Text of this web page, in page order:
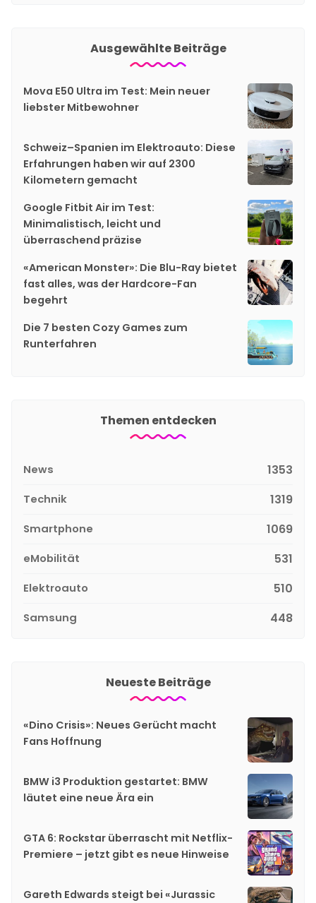
Ausgewählte Beiträge
Mova E50 Ultra im Test: Mein neuer
liebster Mitbewohner
Schweiz–Spanien im Elektroauto: Diese
Erfahrungen haben wir auf 2300
Kilometern gemacht
Google Fitbit Air im Test:
Minimalistisch, leicht und
überraschend präzise
«American Monster»: Die Blu-Ray bietet
fast alles, was der Hardcore-Fan
begehrt
Die 7 besten Cozy Games zum
Runterfahren
Themen entdecken
News 1353
Technik 1319
Smartphone 1069
eMobilität 531
Elektroauto 510
Samsung 448
Neueste Beiträge
«Dino Crisis»: Neues Gerücht macht
Fans Hoffnung
BMW i3 Produktion gestartet: BMW
läutet eine neue Ära ein
GTA 6: Rockstar überrascht mit Netflix-
Premiere – jetzt gibt es neue Hinweise
Gareth Edwards steigt bei «Jurassic